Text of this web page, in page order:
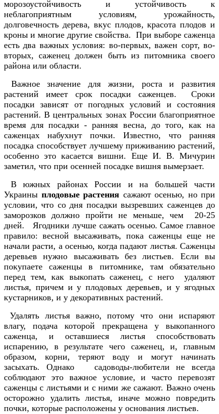
морозоустойчивость и устойчивость к
неблагоприятным условиям, урожайность,
долговечность дерева, вкус плодов, красота плодов и
кроны и многие другие свойства. При выборе саженца
есть два важных условия: во-первых, важен сорт, во-
вторых, саженец должен быть из питомника своего
района или области.
Важное значение для жизни, роста и развития
растений имеет срок посадки саженцев. Сроки
посадки зависят от погодных условий и состояния
растений. В центральных зонах России благоприятное
время для посадки - ранняя весна, до того, как на
саженцах набухнут почки. Известно, что ранняя
посадка способствует лучшему приживанию растений,
особенно это касается вишни. Еще И. В. Мичурин
заметил, что при осенней посадке вишня вымерзает.
В южных районах России и на большей части
Украины плодовые растения сажают осенью, но при
условии, что со дня посадки вызревших саженцев до
заморозков должно пройти не меньше, чем 20-25
дней. Ягодники лучше сажать осенью. Самое главное
правило: весной высаживать, пока саженцы еще не
начали расти, а осенью, когда падают листья. Саженцы
деревьев нужно высаживать без листьев. Если вы
покупаете саженцы в питомнике, там обязательно
перед тем, как выкопать саженец, с него удаляют
листья, причем и у плодовых деревьев, и у ягодных
кустарников, и у декоративных растений.
Удалять листья важно, потому что они испаряют
влагу, подача которой прекращена у выкопанного
саженца, и оставшиеся листья способствовать
испарению, в результате чего саженец, и, главным
образом, корни, теряют воду и могут начинать
засыхать.
Однако садоводы-любители не всегда
соблюдают это важное условие, и часто перевозят
саженцы с листьями и с ними же сажают. Важно очень
осторожно удалить листья, иначе можно повредить
почки, которые расположены у основания листьев.